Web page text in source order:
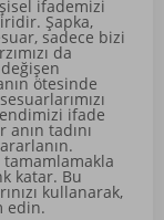
ifademizi
Şapka,
sadece bizi
da
ötesinde
ifade
anın tadını
tamamlamakla
katar. Bu
kullanarak,
edin.